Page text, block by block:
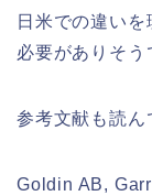
日米での違い
必要がありそう
参考文献も読ん
Goldin AB,